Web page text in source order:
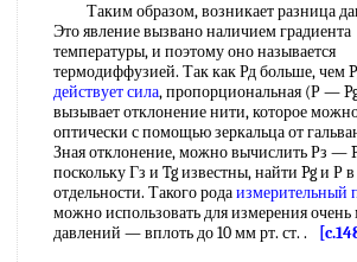
Таким образом, возникает разница
Это явление вызвано наличием градиента
температуры, и поэтому оно называется
термодиффузией. Так как Рд больше, чем
действует сила, пропорциональная (Р —
вызывает отклонение нити, которое
оптически с помощью зеркальца от
Зная отклонение, можно вычислить Рз —
поскольку Гз и Tg известны, найти Pg и Р в
отдельности. Такого родаизмерительный
можно использовать для измерения
давлений — вплоть до 10 мм рт. ст. .